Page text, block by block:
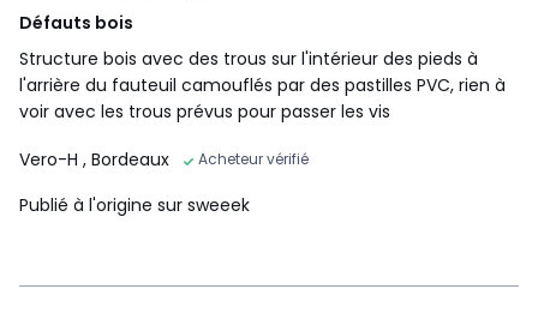
Défauts bois
Structure bois avec des trous sur l'intérieur des pieds à
l'arrière du fauteuil camouflés par des pastilles PVC, rien à
voir avec les trous prévus pour passer les vis
Vero-H , Bordeaux Acheteur vérifié
Publié à l'origine sur sweeek